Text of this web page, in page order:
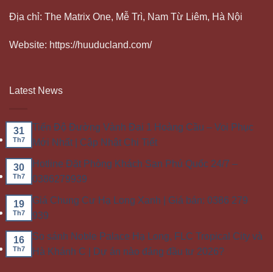
Địa chỉ: The Matrix One, Mễ Trì, Nam Từ Liêm, Hà Nội
Website: https://huuducland.com/
Latest News
31
Th7
Tiến Độ Đường Vành Đai 1 Hoàng Cầu – Voi Phục
Mới Nhất | Cập Nhật Chi Tiết
30
Th7
Hotline Đặt Phòng Khách Sạn Phú Quốc 24/7 –
0386279939
19
Th7
Giá Chung Cư Hạ Long Xanh | Giá bán: 0386 279
939
16
Th7
So sánh Noble Palace Hạ Long, FLC Tropical City và
Hà Khánh C | Dự án nào đáng đầu tư 2026?